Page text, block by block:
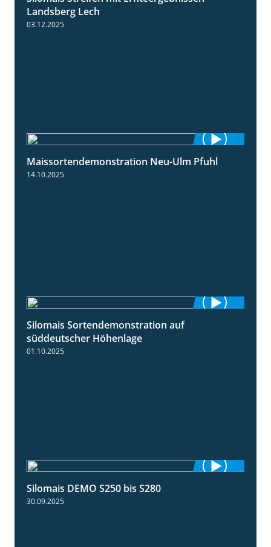
Landsberg Lech
03.12.2025
7:10
Maissortendemonstration Neu-Ulm Pfuhl
14.10.2025
Silomais Sortendemonstration auf
süddeutscher Höhenlage
01.10.2025
Silomais DEMO S250 bis S280
30.09.2025